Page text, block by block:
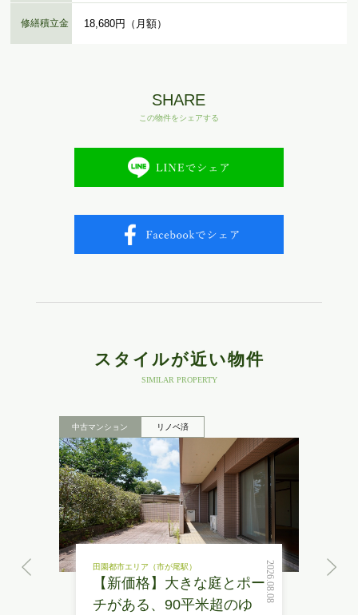
修繕積立金 18,680円（月額）
SHARE
この物件をシェアする
スタイルが近い物件
SIMILAR PROPERTY
中古マンション リノベ済
田園都市エリア（市が尾駅）
【新価格】大きな庭とポー
チがある、90平米超のゆ
2026.08.08